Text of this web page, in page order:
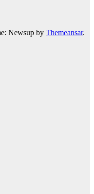
Newsup by Themeansar.